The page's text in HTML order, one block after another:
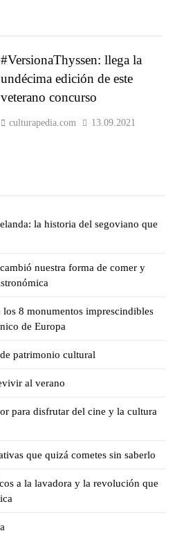
la historia del segoviano que
nuestra forma de comer y
8 monumentos imprescindibles
de Europa
patrimonio cultural
al verano
para disfrutar del cine y la cultura
que quizá cometes sin saberlo
a la lavadora y la revolución que
#VersionaThyssen: llega la
undécima edición de este
veterano concurso
culturapedia.com 13.09.2021